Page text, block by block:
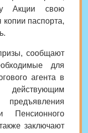
Акции свою
паспорта,
сообщают
для
агента в
предъявления
заключают